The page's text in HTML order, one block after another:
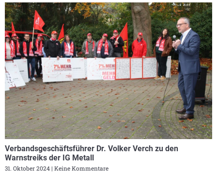
Verbandsgeschäftsführer Dr. Volker Verch zu den
Warnstreiks der IG Metall
31. Oktober 2024 Keine Kommentare